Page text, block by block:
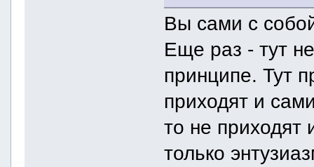
Вы сами с
Еще раз - тут
принципе. Тут
приходят и
то не приходят
только